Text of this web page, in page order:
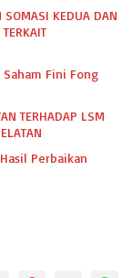
SOMASI KEDUA DAN
Fini Fong
TERHADAP LSM
Perbaikan